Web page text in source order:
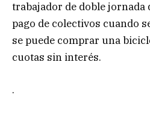
trabajador de doble jornada
pago de colectivos cuando
se puede comprar una
cuotas sin interés.
.